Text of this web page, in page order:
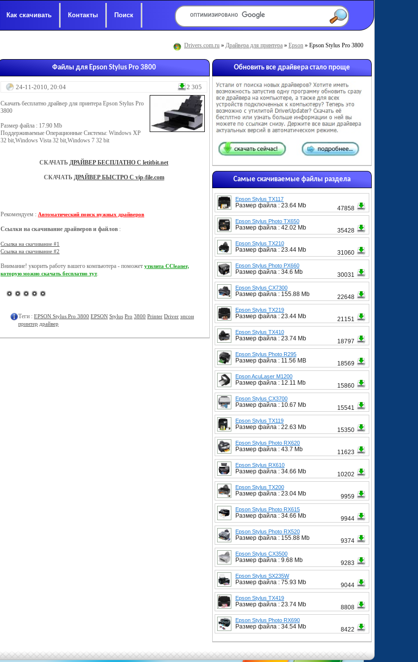
Как скачивать Контакты Поиск
Drivers.com.ru » Драйвера для принтера » Epson » Epson Stylus Pro 3800
Обновить все драйвера стало проще
Самые скачиваемые файлы раздела
Epson Stylus TX117
Размер файла : 23.64 Mb 47858
Epson Stylus Photo TX650
Размер файла : 42.02 Mb 35428
Epson Stylus TX210
Размер файла : 23.44 Mb 31060
Epson Stylus Photo PX660
Размер файла : 34.6 Mb 30031
Epson Stylus CX7300
Размер файла : 155.88 Mb 22648
Epson Stylus TX219
Размер файла : 23.44 Mb 21151
Epson Stylus TX410
Размер файла : 23.74 Mb 18797
Epson Stylus Photo R295
Размер файла : 11.56 MB 18569
Epson AcuLaser M1200
Размер файла : 12.11 Mb 15860
Epson Stylus CX3700
Размер файла : 10.67 Mb 15541
Epson Stylus TX119
Размер файла : 22.63 Mb 15350
Epson Stylus Photo RX620
Размер файла : 43.7 Mb 11623
Epson Stylus RX610
Размер файла : 34.66 Mb 10202
Epson Stylus TX200
Размер файла : 23.04 Mb 9959
Epson Stylus Photo RX615
Размер файла : 34.66 Mb 9944
Epson Stylus Photo RX520
Размер файла : 155.88 Mb 9374
Epson Stylus CX3500
Размер файла : 9.68 Mb 9283
Epson Stylus SX235W
Размер файла : 75.93 Mb 9044
Epson Stylus TX419
Размер файла : 23.74 Mb 8808
Epson Stylus Photo RX690
Размер файла : 34.54 Mb 8422
Файлы для Epson Stylus Pro 3800
24-11-2010, 20:04 2 305
Скачать бесплатно драйвер для принтера Epson Stylus Pro
3800
Размер файла : 17.90 Mb
Поддерживаемые Операционные Системы: Windows XP
32 bit,Windows Vista 32 bit,Windows 7 32 bit
СКАЧАТЬ ДРАЙВЕР БЕСПЛАТНО С letitbit.net
СКАЧАТЬ ДРАЙВЕР БЫСТРО С vip-file.com
Рекомендуем : Автоматический поиск нужных драйверов
Ссылки на скачивание драйверов и файлов :
Ссылка на скачивание #1
Ссылка на скачивание #2
Внимание! укорить работу вашего компьютера - поможет утилита CCleaner,
которую можно скачать бесплатно тут.
Теги : EPSON Stylus Pro 3800 EPSON Stylus Pro 3800 Printer Driver эпсон
принтер драйвер